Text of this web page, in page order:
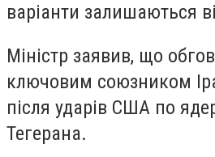
варіанти залишаються
Міністр заявив, що
ключовим союзником
після ударів США по
Тегерана.